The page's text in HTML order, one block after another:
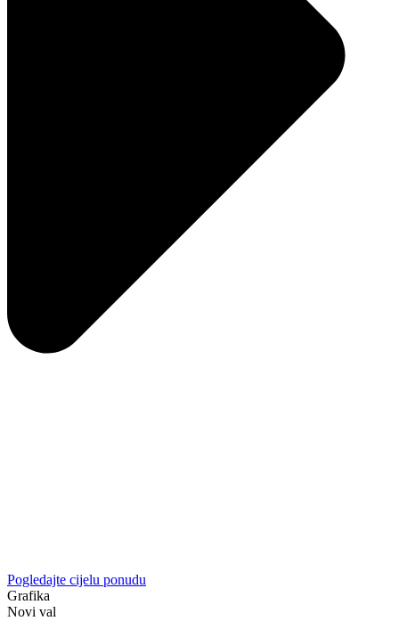
Pogledajte cijelu ponudu
Grafika
Novi val